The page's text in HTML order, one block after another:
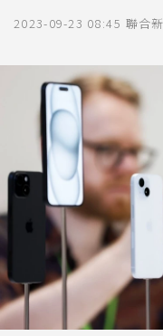
2023-09-23 08:45 聯合